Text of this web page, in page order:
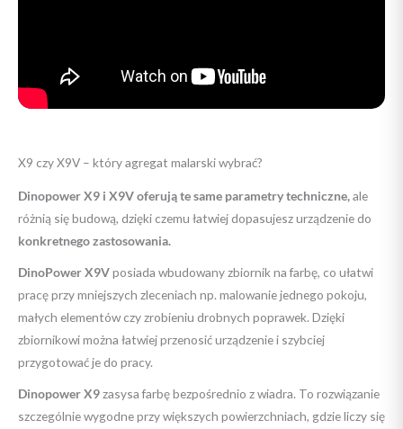
X9 czy X9V – który agregat malarski wybrać?
Dinopower X9 i X9V oferują te same parametry techniczne,ale
różnią się budową, dzięki czemu łatwiej dopasujesz urządzenie do
konkretnego zastosowania.
DinoPower X9Vposiada wbudowany zbiornik na farbę, co ułatwi
pracę przy mniejszych zleceniach np. malowanie jednego pokoju,
małych elementów czy zrobieniu drobnych poprawek. Dzięki
zbiornikowi można łatwiej przenosić urządzenie i szybciej
przygotować je do pracy.
Dinopower X9zasysa farbę bezpośrednio z wiadra. To rozwiązanie
szczególnie wygodne przy większych powierzchniach, gdzie liczy się